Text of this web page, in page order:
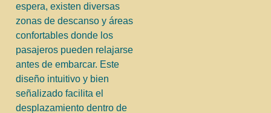
espera, existen diversas
zonas de descanso y áreas
confortables donde los
pasajeros pueden relajarse
antes de embarcar. Este
diseño intuitivo y bien
señalizado facilita el
desplazamiento dentro de